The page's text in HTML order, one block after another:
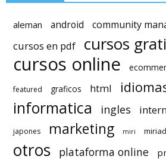
aleman android community
cursos en pdf cursos
cursos online
featured graficos html
informatica ingles
japones marketing miri
otros plataforma online